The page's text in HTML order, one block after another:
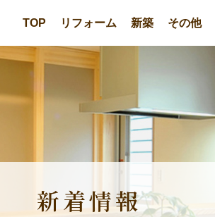
TOP リフォーム 新築 その他
新着情報